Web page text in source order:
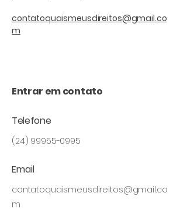
contatoquaismeusdireitos@gmail.co
m
Entrar em contato
Telefone
(24) 99955-0995
Email
contatoquaismeusdireitos@gmail.co
m